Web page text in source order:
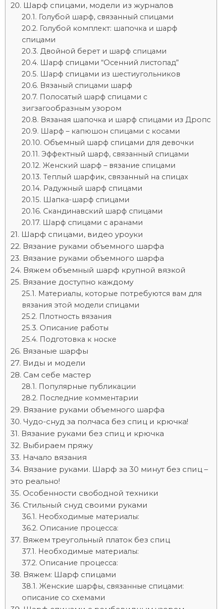
Шарф спицами, модели из журналов
Голубой шарф, связанный спицами
Голубой комплект: шапочка и шарф
спицами
Двойной берет и шарф спицами
Шарф спицами “Осенний листопад”
Шарф спицами из шестиугольников
Вязаный спицами шарф
Полосатый шарф спицами с
зигзагообразным узором
Вязаная шапочка и шарф спицами из Дропс
Шарф – капюшон спицами с косами
Объемный шарф спицами для девочки
Эффектный шарф, связанный спицами
Женский шарф – вязание спицами
Теплый шарфик, связанный на спицах
Радужный шарф спицами
Шапка-шарф спицами
Скандинавский шарф спицами
Шарф спицами с аранами
Шарф спицами, видео уроуки
Вязание руками объемного шарфа
Вязание руками объемного шарфа
Вяжем объемный шарф крупной вязкой
Вязание доступно каждому
Материалы, которые потребуются вам для
вязания этой модели спицами
Плотность вязания
Описание работы
Подготовка к носке
Вязаные шарфы
Виды и модели
Сам себе мастер
Популярные публикации
Последние комментарии
Вязание руками объемного шарфа
Чудо-снуд за полчаса без спиц и крючка!
Вязание руками без спиц и крючка
Выбираем пряжу
Начало вязания
Вязание руками. Шарф за 30 минут без спиц –
это реально!
Особенности свободной техники
Стильный снуд своими руками
Необходимые материалы:
Описание процесса:
Вяжем треугольный платок без спиц
Необходимые материалы:
Описание процесса:
Вяжем: Шарф спицами
Женские шарфы, связанные спицами:
описание со схемами